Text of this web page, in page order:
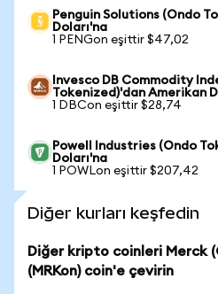
Penguin Solutions (Ondo
Doları'na
1 PENGon eşittir $47,02
Invesco DB Commodity
Tokenized)'dan Amerikan
1 DBCon eşittir $28,74
Powell Industries (Ondo
Doları'na
1 POWLon eşittir $207,42
Diğer kurları keşfedin
Diğer kripto coinleri Merck
(MRKon) coin'e çevirin